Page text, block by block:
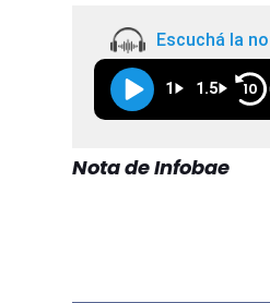
Escuchá la
1 1.5 10
Nota de Infobae